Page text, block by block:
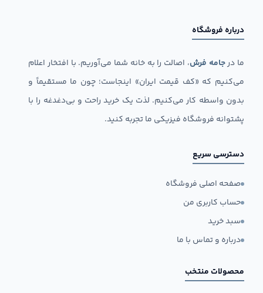
درباره فروشگاه
ما درجامه فرش، اصالت را به خانه شما می‌آوریم. با افتخار اعلام
می‌کنیم که «کف قیمت ایران» اینجاست؛ چون ما مستقیماً و
بدون واسطه کار می‌کنیم. لذت یک خرید راحت و بی‌دغدغه را با
پشتوانه فروشگاه فیزیکی ما تجربه کنید.
دسترسی سریع
صفحه اصلی فروشگاه
حساب کاربری من
سبد خرید
درباره و تماس با ما
محصولات منتخب